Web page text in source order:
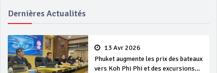
Dernières Actualités
13 Avr 2026
Phuket augmente les prix des bateaux
vers Koh Phi Phi et des excursions